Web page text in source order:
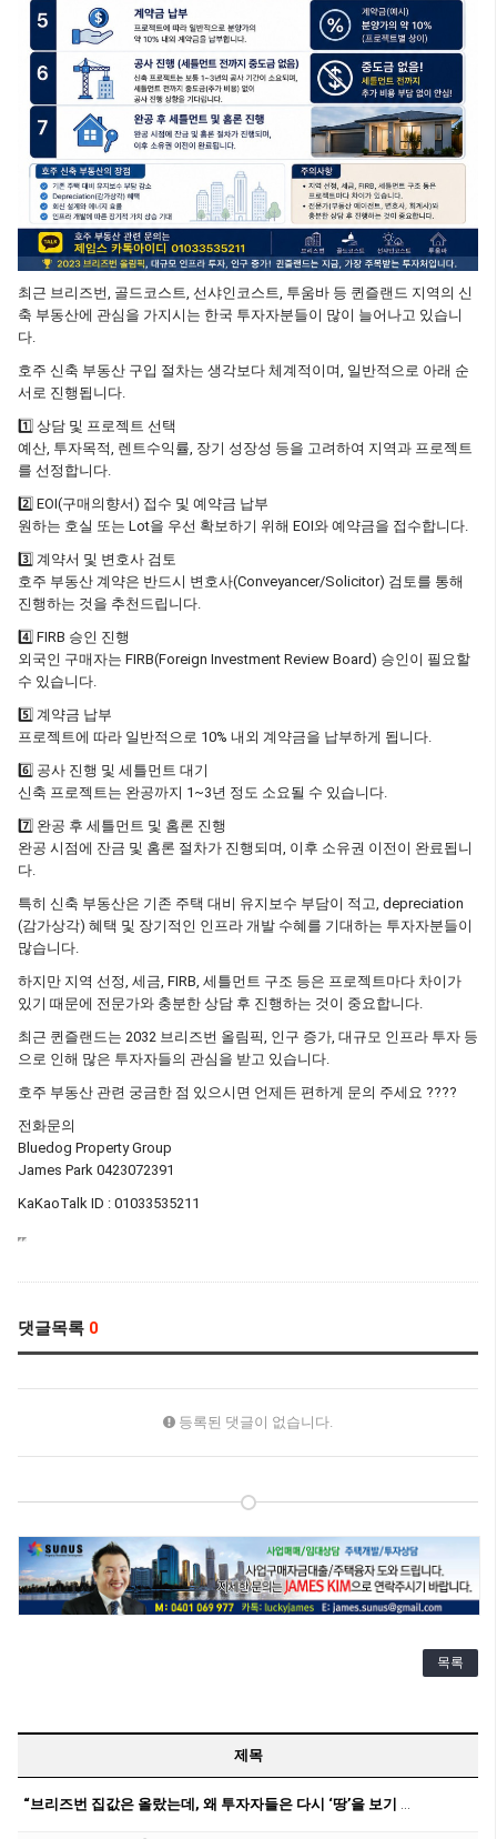
최근 브리즈번, 골드코스트, 선샤인코스트, 투움바 등 퀸즐랜드 지역의 신
축 부동산에 관심을 가지시는 한국 투자자분들이 많이 늘어나고 있습니
다.
호주 신축 부동산 구입 절차는 생각보다 체계적이며, 일반적으로 아래 순
서로 진행됩니다.
1️⃣ 상담 및 프로젝트 선택
예산, 투자목적, 렌트수익률, 장기 성장성 등을 고려하여 지역과 프로젝트
를 선정합니다.
2️⃣ EOI(구매의향서) 접수 및 예약금 납부
원하는 호실 또는 Lot을 우선 확보하기 위해 EOI와 예약금을 접수합니다.
3️⃣ 계약서 및 변호사 검토
호주 부동산 계약은 반드시 변호사(Conveyancer/Solicitor) 검토를 통해
진행하는 것을 추천드립니다.
4️⃣ FIRB 승인 진행
외국인 구매자는 FIRB(Foreign Investment Review Board) 승인이 필요할
수 있습니다.
5️⃣ 계약금 납부
프로젝트에 따라 일반적으로 10% 내외 계약금을 납부하게 됩니다.
6️⃣ 공사 진행 및 세틀먼트 대기
신축 프로젝트는 완공까지 1~3년 정도 소요될 수 있습니다.
7️⃣ 완공 후 세틀먼트 및 홈론 진행
완공 시점에 잔금 및 홈론 절차가 진행되며, 이후 소유권 이전이 완료됩니
다.
특히 신축 부동산은 기존 주택 대비 유지보수 부담이 적고, depreciation
(감가상각) 혜택 및 장기적인 인프라 개발 수혜를 기대하는 투자자분들이
많습니다.
하지만 지역 선정, 세금, FIRB, 세틀먼트 구조 등은 프로젝트마다 차이가
있기 때문에 전문가와 충분한 상담 후 진행하는 것이 중요합니다.
최근 퀸즐랜드는 2032 브리즈번 올림픽, 인구 증가, 대규모 인프라 투자 등
으로 인해 많은 투자자들의 관심을 받고 있습니다.
호주 부동산 관련 궁금한 점 있으시면 언제든 편하게 문의 주세요 ????
전화문의
Bluedog Property Group
James Park 0423072391
KaKaoTalk ID : 01033535211
댓글목록 0
등록된 댓글이 없습니다.
목록
제목
“브리즈번 집값은 올랐는데, 왜 투자자들은 다시 ‘땅’을 보기 시작할까?”